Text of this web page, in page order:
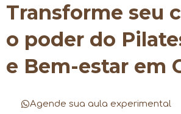
Transforme seu
o poder do
e Bem-estar em
Agende sua aula experimental